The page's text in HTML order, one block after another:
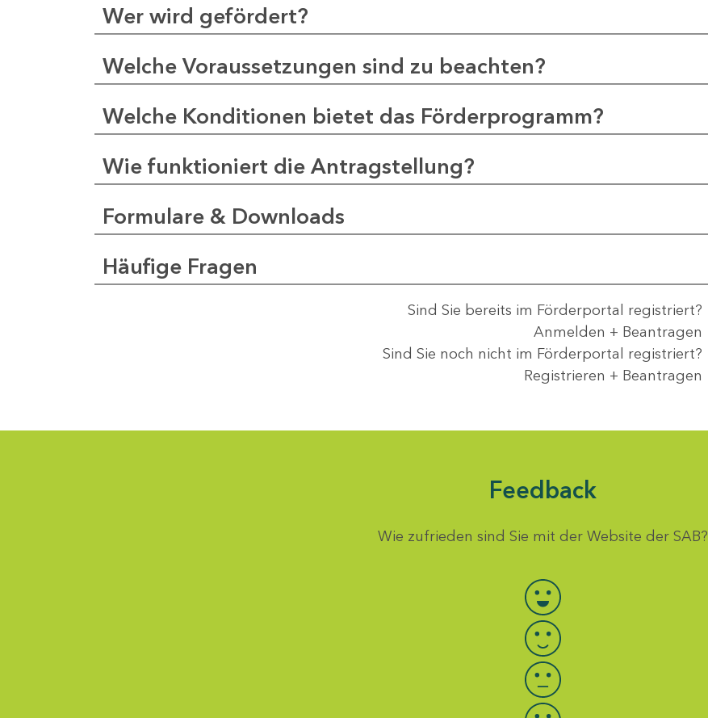
Wer wird gefördert?
Welche Voraussetzungen sind zu beachten?
Welche Konditionen bietet das Förderprogramm?
Wie funktioniert die Antragstellung?
Formulare & Downloads
Häufige Fragen
Sind Sie bereits im Förderportal registriert?
Anmelden + Beantragen
Sind Sie noch nicht im Förderportal registriert?
Registrieren + Beantragen
Feedback
Wie zufrieden sind Sie mit der Website der SAB?
Bewertung auswählen